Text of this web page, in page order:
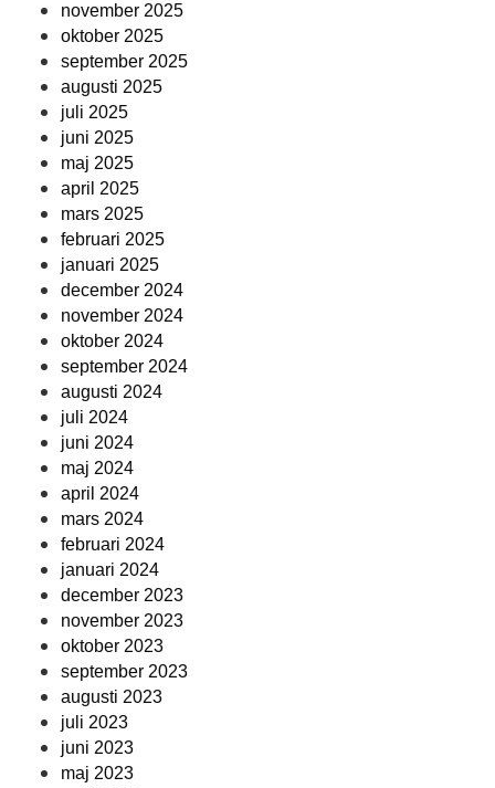
november 2025
oktober 2025
september 2025
augusti 2025
juli 2025
juni 2025
maj 2025
april 2025
mars 2025
februari 2025
januari 2025
december 2024
november 2024
oktober 2024
september 2024
augusti 2024
juli 2024
juni 2024
maj 2024
april 2024
mars 2024
februari 2024
januari 2024
december 2023
november 2023
oktober 2023
september 2023
augusti 2023
juli 2023
juni 2023
maj 2023